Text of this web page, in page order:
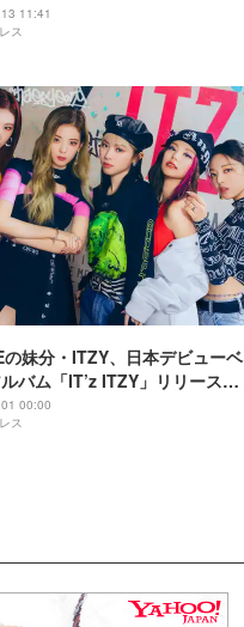
るとは」「貴重」
11:41
ス
の妹分・ITZY、日本デビューベ
バム「IT’z ITZY」リリース日
ラインライブ開催も発表
00:00
ス